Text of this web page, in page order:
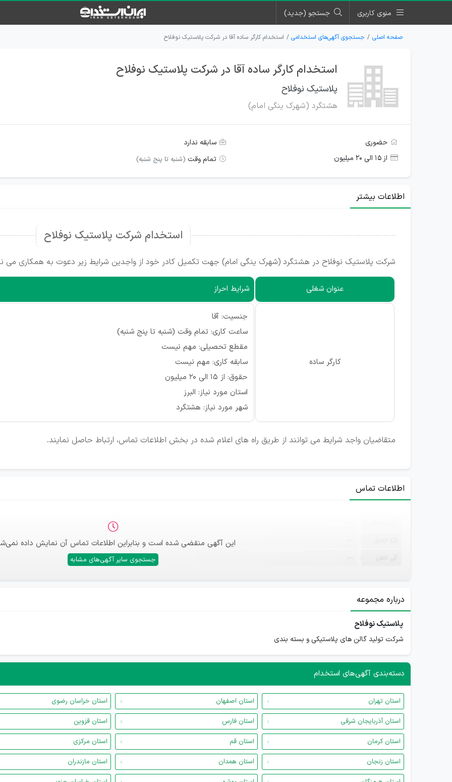
منوی کاربری جستجو (جدید)
صفحه اصلی جستجوی آگهی‌های استخدامی استخدام کارگر ساده آقا در شرکت پلاستیک نوفلاح
استخدام کارگر ساده آقا در شرکت پلاستیک نوفلاح
پلاستیک نوفلاح
هشتگرد (شهرک ینگی امام)
حضوری
سابقه ندارد
از ۱۵ الی ۲۰ میلیون
تمام وقت (شنبه تا پنج شنبه)
اطلاعات بیشتر
استخدام شرکت پلاستیک نوفلاح
شرکت پلاستیک نوفلاح در هشتگرد (شهرک ینگی امام) جهت تکمیل کادر خود از واجدین شرایط زیر دعوت به همکاری می
عنوان شغلی شرایط احراز
کارگر ساده
جنسیت: آقا
ساعت کاری: تمام وقت (شنبه تا پنج شنبه)
مقطع تحصیلی: مهم نیست
سابقه کاری: مهم نیست
حقوق: از ۱۵ الی ۲۰ میلیون
استان مورد نیاز: البرز
شهر مورد نیاز: هشتگرد
متقاضیان واجد شرایط می توانند از طریق راه های اعلام شده در بخش اطلاعات تماس، ارتباط حاصل نمایند.
اطلاعات تماس
این آگهی منقضی شده است و بنابراین اطلاعات تماس آن نمایش داده
جستجوی سایر آگهی‌های مشابه
درباره مجموعه
پلاستیک نوفلاح
شرکت تولید گالن های پلاستیکی و بسته بندی
دسته‌بندی آگهی‌های استخدام
استان تهران استان اصفهان
استان خراسان رضوی
استان آذربایجان شرقی
استان فارس
استان قزوین
استان کرمان
استان قم
استان مرکزی
استان زنجان
استان همدان
استان مازندران